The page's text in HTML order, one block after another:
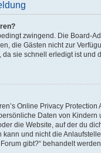
zwingend. Die Board-
die Gästen nicht zur
sie schnell erledigt ist und
Online Privacy
Daten von
die Website, auf der du
und nicht die
gibt?“ behandelt werden.